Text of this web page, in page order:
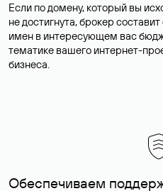
Если по домену, который вы
не достигнута, брокер
имен в интересующем вас
тематике вашего интернет-
бизнеса.
Обеспечиваем